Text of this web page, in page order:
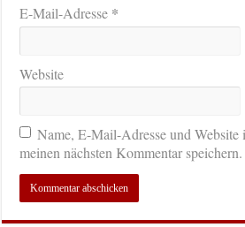
E-Mail-Adresse *
Website
Name, E-Mail-Adresse und
meinen nächsten Kommentar speichern.